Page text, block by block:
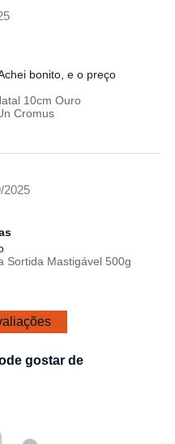
bonito, e o preço
10cm Ouro
Cromus
2025
Sortida Mastigável 500g
gostar de